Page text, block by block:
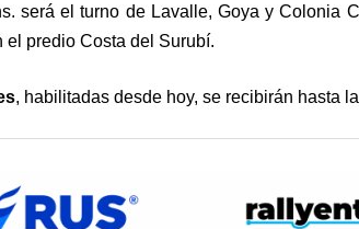
será el turno de Lavalle, Goya y Colonia
el predio Costa del Surubí.
, habilitadas desde hoy, se recibirán hasta